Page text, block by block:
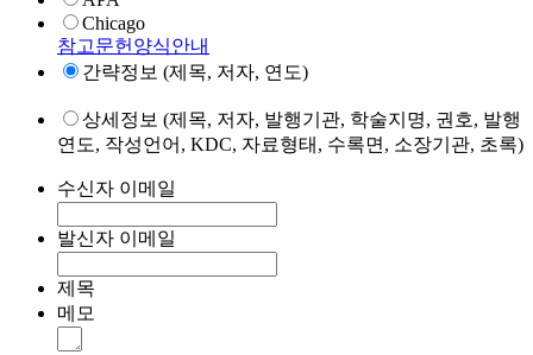
Chicago
참고문헌양식안내
간략정보 (제목, 저자, 연도)
상세정보 (제목, 저자, 발행기관, 학술지명, 권호, 발행
연도, 작성언어, KDC, 자료형태, 수록면, 소장기관, 초록)
수신자 이메일
발신자 이메일
제목
메모